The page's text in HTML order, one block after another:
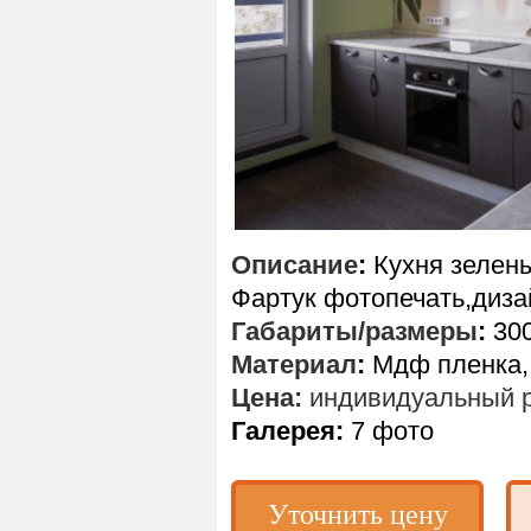
Уточнить цену
Описание: Кухня
Фартук
Габариты/размеры:
Материал: Мдф
Цена: индивидуальный
Галерея: 7 фото